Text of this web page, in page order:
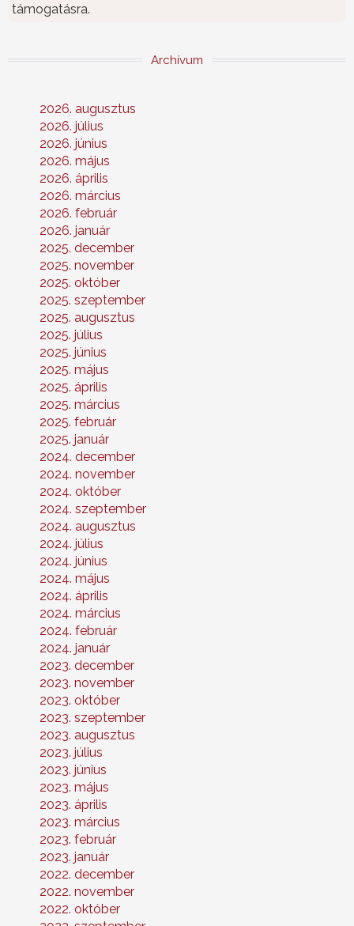
támogatásra.
Archívum
2026. augusztus
2026. július
2026. június
2026. május
2026. április
2026. március
2026. február
2026. január
2025. december
2025. november
2025. október
2025. szeptember
2025. augusztus
2025. július
2025. június
2025. május
2025. április
2025. március
2025. február
2025. január
2024. december
2024. november
2024. október
2024. szeptember
2024. augusztus
2024. július
2024. június
2024. május
2024. április
2024. március
2024. február
2024. január
2023. december
2023. november
2023. október
2023. szeptember
2023. augusztus
2023. július
2023. június
2023. május
2023. április
2023. március
2023. február
2023. január
2022. december
2022. november
2022. október